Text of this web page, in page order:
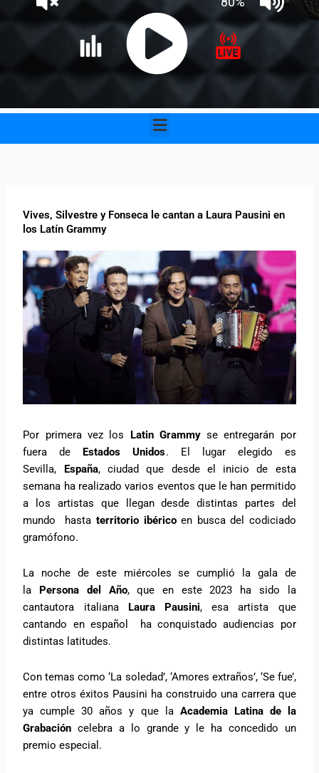
Menu
Vives, Silvestre y Fonseca le cantan a Laura Pausini en
los Latín Grammy
Por primera vez los Latin Grammyse entregarán por
fuera de
Estados Unidos. El lugar elegido es
Sevilla,
España, ciudad que desde el inicio de esta
semana ha realizado varios eventos que le han permitido
a los artistas que llegan desde distintas partes del
mundo hasta territorio ibéricoen busca del codiciado
gramófono.
La noche de este miércoles se cumplió la gala de
la Persona del Año, que en este 2023 ha sido la
cantautora italiana Laura Pausini, esa artista que
cantando en español ha conquistado audiencias por
distintas latitudes.
Con temas como ‘La soledad’, ‘Amores extraños’, ‘Se fue’,
entre otros éxitos Pausini ha construido una carrera que
ya cumple 30 años y que la Academia Latina de la
Grabación celebra a lo grande y le ha concedido un
premio especial.